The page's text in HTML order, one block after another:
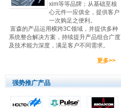
xim等等品牌；从基础至核
心元件一应俱全，提供客户
一次购足之便利。
富森的产品运用横跨3C领域，并提供多种
系统整合解决方案，持续提升产品组合广度
及技术能力深度，满足客户不同需求。
更多>>
强势推广产品